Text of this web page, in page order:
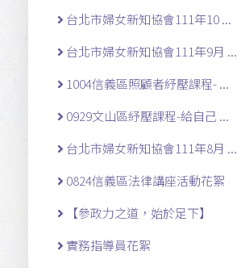
台北市婦女新知協會111年10 ...
台北市婦女新知協會111年9月 ...
1004信義區照顧者紓壓課程- ...
0929文山區紓壓課程-給自己 ...
台北市婦女新知協會111年8月 ...
0824信義區法律講座活動花絮
【參政力之道，始於足下】
實務指導員花絮